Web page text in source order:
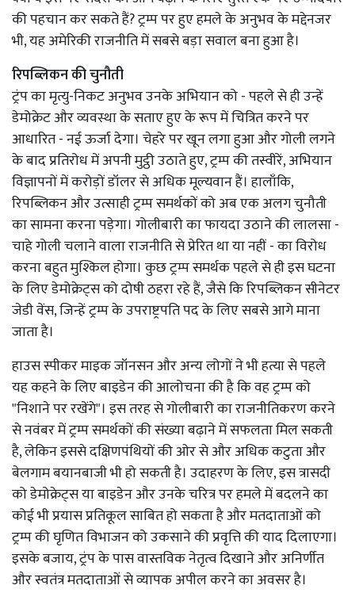
की पहचान कर सकते हैं? ट्रम्प पर हुए हमले के अनुभव के मद्देनजर
भी, यह अमेरिकी राजनीति में सबसे बड़ा सवाल बना हुआ है।
रिपब्लिकन की चुनौती
ट्रंप का मृत्यु-निकट अनुभव उनके अभियान को - पहले से ही उन्हें
डेमोक्रेट और व्यवस्था के सताए हुए के रूप में चित्रित करने पर
आधारित - नई ऊर्जा देगा। चेहरे पर खून लगा हुआ और गोली लगने
के बाद प्रतिरोध में अपनी मुट्ठी उठाते हुए, ट्रम्प की तस्वीरें, अभियान
विज्ञापनों में करोड़ों डॉलर से अधिक मूल्यवान हैं। हालाँकि,
रिपब्लिकन और उत्साही ट्रम्प समर्थकों को अब एक अलग चुनौती
का सामना करना पड़ेगा। गोलीबारी का फायदा उठाने की लालसा -
चाहे गोली चलाने वाला राजनीति से प्रेरित था या नहीं - का विरोध
करना बहुत मुश्किल होगा। कुछ ट्रम्प समर्थक पहले से ही इस घटना
के लिए डेमोक्रेट्स को दोषी ठहरा रहे हैं, जैसे कि रिपब्लिकन सीनेटर
जेडी वेंस, जिन्हें ट्रम्प के उपराष्ट्रपति पद के लिए सबसे आगे माना
जाता है।
हाउस स्पीकर माइक जॉनसन और अन्य लोगों ने भी हत्या से पहले
यह कहने के लिए बाइडेन की आलोचना की है कि वह ट्रम्प को
"निशाने पर रखेंगे"। इस तरह से गोलीबारी का राजनीतिकरण करने
से नवंबर में ट्रम्प समर्थकों की संख्या बढ़ाने में सफलता मिल सकती
है, लेकिन इससे दक्षिणपंथियों की ओर से और अधिक कटुता और
बेलगाम बयानबाजी भी हो सकती है। उदाहरण के लिए, इस त्रासदी
को डेमोक्रेट्स या बाइडेन और उनके चरित्र पर हमले में बदलने का
कोई भी प्रयास प्रतिकूल साबित हो सकता है और मतदाताओं को
ट्रम्प की घृणित विभाजन को उकसाने की प्रवृत्ति की याद दिलाएगा।
इसके बजाय, ट्रंप के पास वास्तविक नेतृत्व दिखाने और अनिर्णीत
और स्वतंत्र मतदाताओं से व्यापक अपील करने का अवसर है।